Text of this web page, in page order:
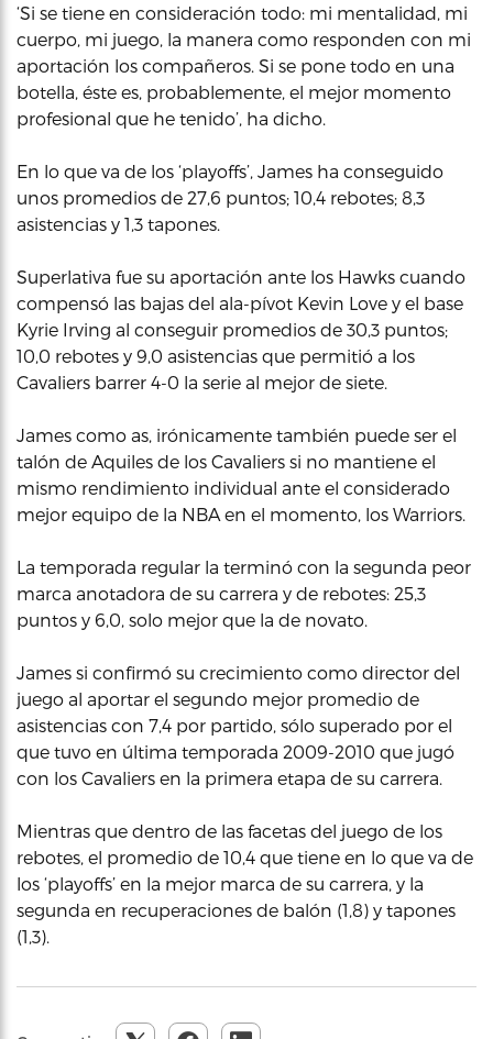
‘Si se tiene en consideración todo: mi mentalidad, mi
cuerpo, mi juego, la manera como responden con mi
aportación los compañeros. Si se pone todo en una
botella, éste es, probablemente, el mejor momento
profesional que he tenido’, ha dicho.
En lo que va de los ‘playoffs’, James ha conseguido
unos promedios de 27,6 puntos; 10,4 rebotes; 8,3
asistencias y 1,3 tapones.
Superlativa fue su aportación ante los Hawks cuando
compensó las bajas del ala-pívot Kevin Love y el base
Kyrie Irving al conseguir promedios de 30,3 puntos;
10,0 rebotes y 9,0 asistencias que permitió a los
Cavaliers barrer 4-0 la serie al mejor de siete.
James como as, irónicamente también puede ser el
talón de Aquiles de los Cavaliers si no mantiene el
mismo rendimiento individual ante el considerado
mejor equipo de la NBA en el momento, los Warriors.
La temporada regular la terminó con la segunda peor
marca anotadora de su carrera y de rebotes: 25,3
puntos y 6,0, solo mejor que la de novato.
James si confirmó su crecimiento como director del
juego al aportar el segundo mejor promedio de
asistencias con 7,4 por partido, sólo superado por el
que tuvo en última temporada 2009-2010 que jugó
con los Cavaliers en la primera etapa de su carrera.
Mientras que dentro de las facetas del juego de los
rebotes, el promedio de 10,4 que tiene en lo que va de
los ‘playoffs’ en la mejor marca de su carrera, y la
segunda en recuperaciones de balón (1,8) y tapones
(1,3).